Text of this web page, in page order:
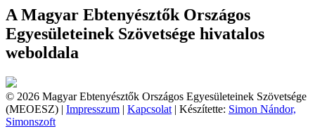
A Magyar Ebtenyésztők Országos
Egyesületeinek Szövetsége hivatalos
weboldala
© 2026 Magyar Ebtenyésztők Országos Egyesületeinek Szövetsége
(MEOESZ) | Impresszum | Kapcsolat | Készítette: Simon Nándor,
Simonszoft